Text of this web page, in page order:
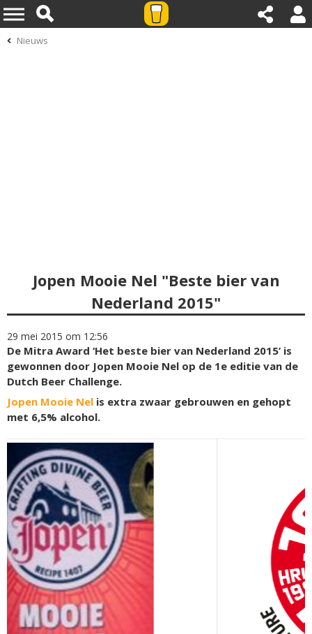
Nieuws
Jopen Mooie Nel "Beste bier van
Nederland 2015"
29 mei 2015 om 12:56
De Mitra Award ‘Het beste bier van Nederland 2015’ is
gewonnen door Jopen Mooie Nel op de 1e editie van de
Dutch Beer Challenge.
Jopen Mooie Nel is extra zwaar gebrouwen en gehopt
met 6,5% alcohol.